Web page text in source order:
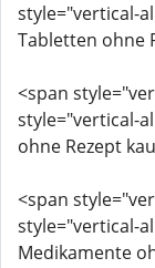
style="vertical-
Tabletten ohne
<span
style="vertical-
ohne Rezept
<span
style="vertical-
Medikamente